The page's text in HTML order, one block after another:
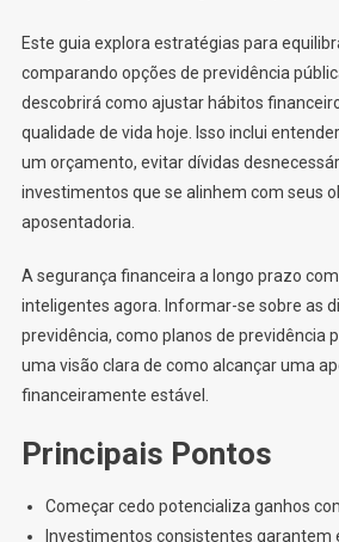
Este guia explora estratégias para
comparando opções de previdência
descobrirá como ajustar hábitos
qualidade de vida hoje. Isso inclui
um orçamento, evitar dívidas
investimentos que se alinhem com seus
aposentadoria.
A segurança financeira a longo prazo
inteligentes agora. Informar-se sobre as
previdência, como planos de previdência
uma visão clara de como alcançar uma
financeiramente estável.
Principais Pontos
Começar cedo potencializa ganhos
Investimentos consistentes garantem